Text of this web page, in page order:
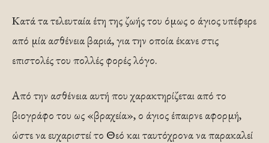
Κατά τα τελευταία έτη της ζωής του όμως ο άγιος υπέφερε
από μία ασθένεια βαριά, για την οποία έκανε στις
επιστολές του πολλές φορές λόγο.
Από την ασθένεια αυτή που χαρακτηρίζεται από το
βιογράφο του ως «βραχεία», ο άγιος έπαιρνε αφορμή,
ώστε να ευχαριστεί το Θεό και ταυτόχρονα να παρακαλεί